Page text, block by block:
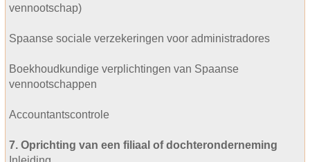
vennootschap)
Spaanse sociale verzekeringen voor administradores
Boekhoudkundige verplichtingen van Spaanse
vennootschappen
Accountantscontrole
7. Oprichting van een filiaal of dochteronderneming